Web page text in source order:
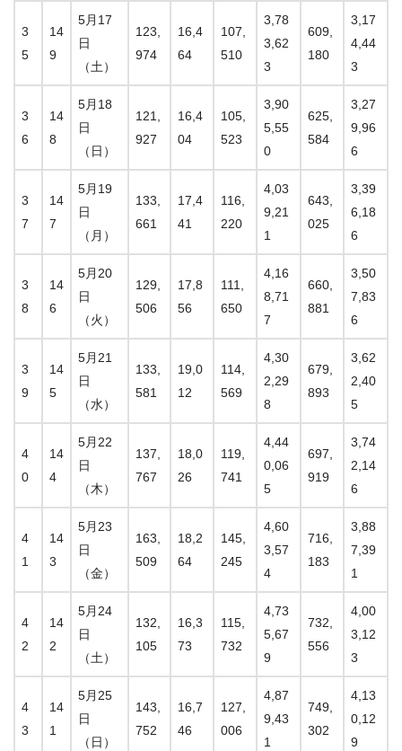
3
5
14
9
5月17
日
（土）
123,
974
16,4
64
107,
510
3,78
3,62
3
609,
180
3,17
4,44
3
3
6
14
8
5月18
日
（日）
121,
927
16,4
04
105,
523
3,90
5,55
0
625,
584
3,27
9,96
6
3
7
14
7
5月19
日
（月）
133,
661
17,4
41
116,
220
4,03
9,21
1
643,
025
3,39
6,18
6
3
8
14
6
5月20
日
（火）
129,
506
17,8
56
111,
650
4,16
8,71
7
660,
881
3,50
7,83
6
3
9
14
5
5月21
日
（水）
133,
581
19,0
12
114,
569
4,30
2,29
8
679,
893
3,62
2,40
5
4
0
14
4
5月22
日
（木）
137,
767
18,0
26
119,
741
4,44
0,06
5
697,
919
3,74
2,14
6
4
1
14
3
5月23
日
（金）
163,
509
18,2
64
145,
245
4,60
3,57
4
716,
183
3,88
7,39
1
4
2
14
2
5月24
日
（土）
132,
105
16,3
73
115,
732
4,73
5,67
9
732,
556
4,00
3,12
3
4
3
14
1
5月25
日
（日）
143,
752
16,7
46
127,
006
4,87
9,43
1
749,
302
4,13
0,12
9